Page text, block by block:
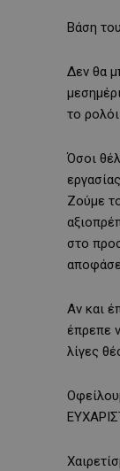
Βάση
Δεν θα
το
Όσοι
Ζούμε
στο
Αν και
έπρεπε
λίγες